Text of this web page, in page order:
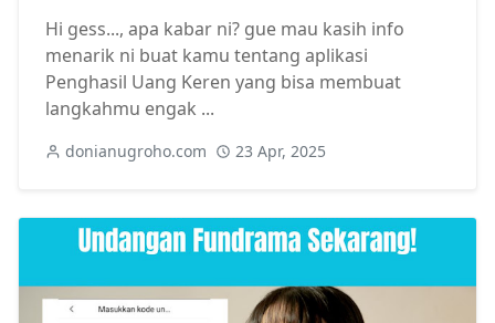
Hi gess..., apa kabar ni? gue mau kasih info
menarik ni buat kamu tentang aplikasi
Penghasil Uang Keren yang bisa membuat
langkahmu engak ...
donianugroho.com 23 Apr, 2025